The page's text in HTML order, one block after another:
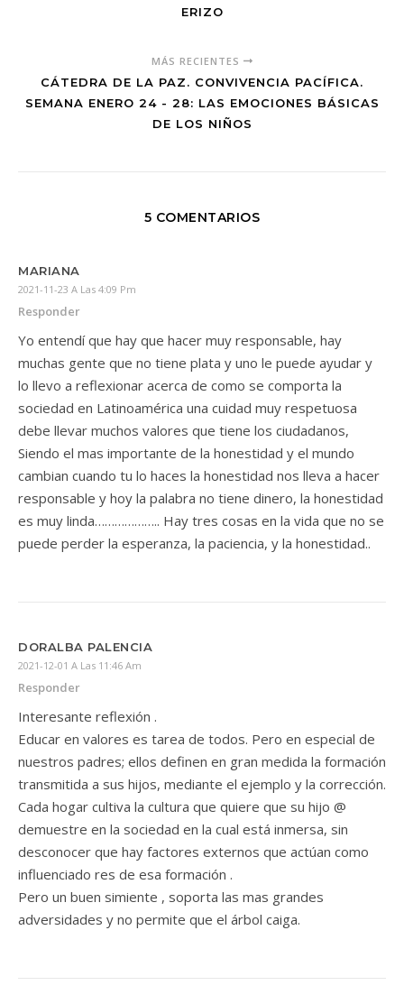
ERIZO
MÁS RECIENTES
CÁTEDRA DE LA PAZ. CONVIVENCIA PACÍFICA.
SEMANA ENERO 24 - 28: LAS EMOCIONES BÁSICAS
DE LOS NIÑOS
5 COMENTARIOS
MARIANA
2021-11-23 A Las 4:09 Pm
Responder
Yo entendí que hay que hacer muy responsable, hay
muchas gente que no tiene plata y uno le puede ayudar y
lo llevo a reflexionar acerca de como se comporta la
sociedad en Latinoamérica una cuidad muy respetuosa
debe llevar muchos valores que tiene los ciudadanos,
Siendo el mas importante de la honestidad y el mundo
cambian cuando tu lo haces la honestidad nos lleva a hacer
responsable y hoy la palabra no tiene dinero, la honestidad
es muy linda……………….. Hay tres cosas en la vida que no se
puede perder la esperanza, la paciencia, y la honestidad..
DORALBA PALENCIA
2021-12-01 A Las 11:46 Am
Responder
Interesante reflexión .
Educar en valores es tarea de todos. Pero en especial de
nuestros padres; ellos definen en gran medida la formación
transmitida a sus hijos, mediante el ejemplo y la corrección.
Cada hogar cultiva la cultura que quiere que su hijo @
demuestre en la sociedad en la cual está inmersa, sin
desconocer que hay factores externos que actúan como
influenciado res de esa formación .
Pero un buen simiente , soporta las mas grandes
adversidades y no permite que el árbol caiga.